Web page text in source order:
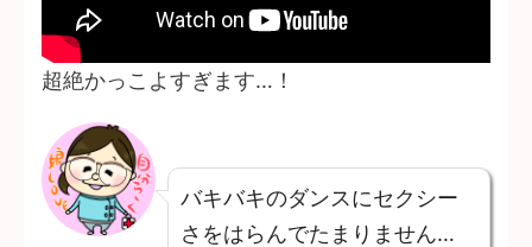
超絶かっこよすぎます…！
バキバキのダンスにセクシー
さをはらんでたまりません…